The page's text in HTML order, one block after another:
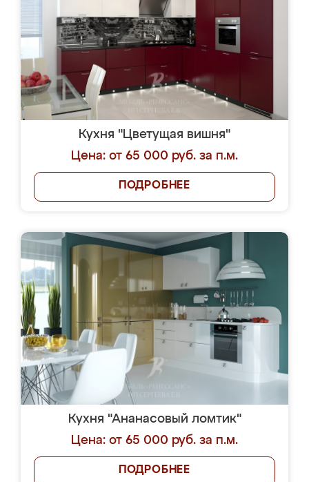
Кухня "Цветущая вишня"
Цена: от 65 000 руб. за п.м.
ПОДРОБНЕЕ
Кухня "Ананасовый ломтик"
Цена: от 65 000 руб. за п.м.
ПОДРОБНЕЕ